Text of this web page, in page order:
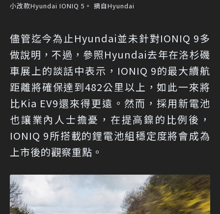
小改款Hyundai IONIQ 5。 摘自Hyundai
儘管迄今為止Hyundai並未針對IONIQ 9多
做說明，不過，參照Hyundai去年在洛杉磯
車展上的談話中表示，IONIQ 9的最大續航
距離將確保達到482公里以上，如此一來將
比Kia EV9還來得更遠。然而，採用新電池
也讓業內人士擔憂，在提高鎳的比例後，
IONIQ 9所搭載的鋰電池組穩定度將會成為
上市後的觀察重點。